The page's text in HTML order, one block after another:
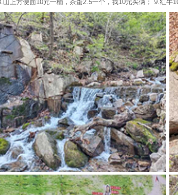
方便面10元一桶，茶蛋2.5一个，我10元买俩； 9.红牛